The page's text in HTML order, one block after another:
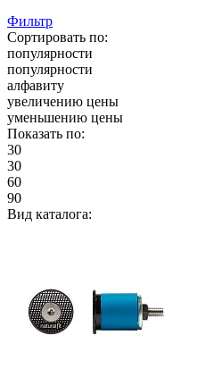
Фильтр
Сортировать по:
популярности
популярности
алфавиту
увеличению цены
уменьшению цены
Показать по:
30
30
60
90
Вид каталога: